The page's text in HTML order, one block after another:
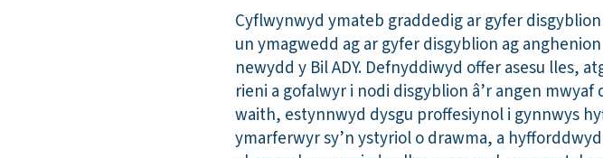
Cyflwynwyd ymateb graddedig ar gyfer
un ymagwedd ag ar gyfer disgyblion ag
newydd y Bil ADY. Defnyddiwyd offer asesu lles,
rieni a gofalwyr i nodi disgyblion â’r angen
waith, estynnwyd dysgu proffesiynol i gynnwys
ymarferwyr sy’n ystyriol o drawma, a